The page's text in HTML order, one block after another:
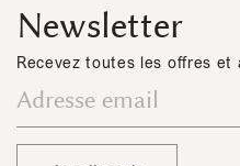
Newsletter
Recevez toutes les offres